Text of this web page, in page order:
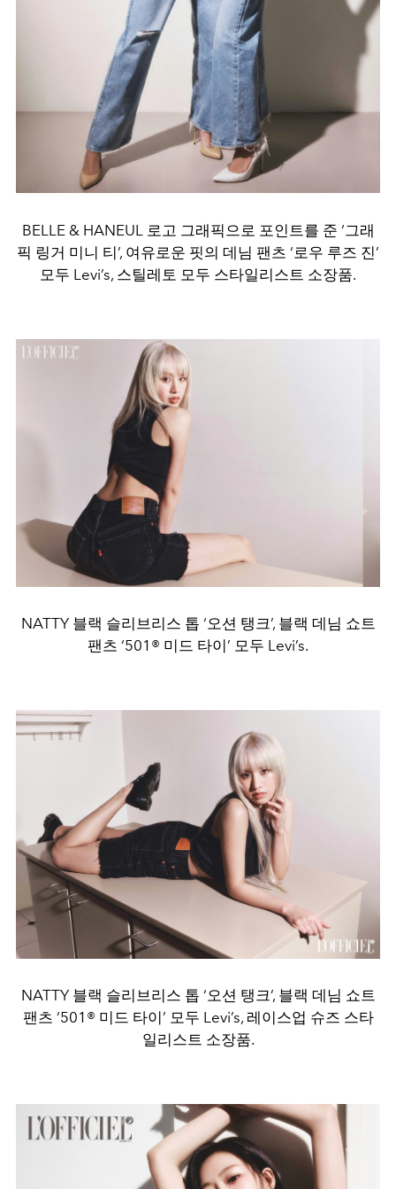
BELLE & HANEUL 로고 그래픽으로 포인트를 준 ‘그래
픽 링거 미니 티’, 여유로운 핏의 데님 팬츠 ‘로우 루즈 진’
모두 Levi’s, 스틸레토 모두 스타일리스트 소장품.
NATTY 블랙 슬리브리스 톱 ‘오션 탱크’, 블랙 데님 쇼트
팬츠 ‘501® 미드 타이’ 모두 Levi’s.
NATTY 블랙 슬리브리스 톱 ‘오션 탱크’, 블랙 데님 쇼트
팬츠 ‘501® 미드 타이’ 모두 Levi’s, 레이스업 슈즈 스타
일리스트 소장품.